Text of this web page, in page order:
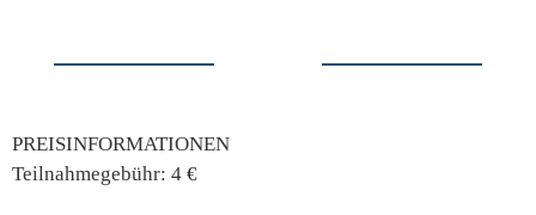
PREISINFORMATIONEN
Teilnahmegebühr: 4 €